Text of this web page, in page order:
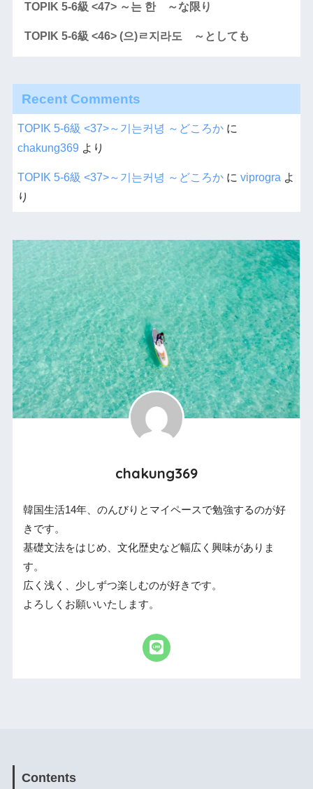
TOPIK 5-6級 <47> ～는 한 ～な限り
TOPIK 5-6級 <46> (으)ㄹ지라도 ～としても
Recent Comments
TOPIK 5-6級 <37>～기는커녕 ～どころかに
chakung369 より
TOPIK 5-6級 <37>～기는커녕 ～どころかに viprograよ
り
chakung369
韓国生活14年、のんびりとマイペースで勉強するのが好
きです。
基礎文法をはじめ、文化歴史など幅広く興味がありま
す。
広く浅く、少しずつ楽しむのが好きです。
よろしくお願いいたします。
Contents